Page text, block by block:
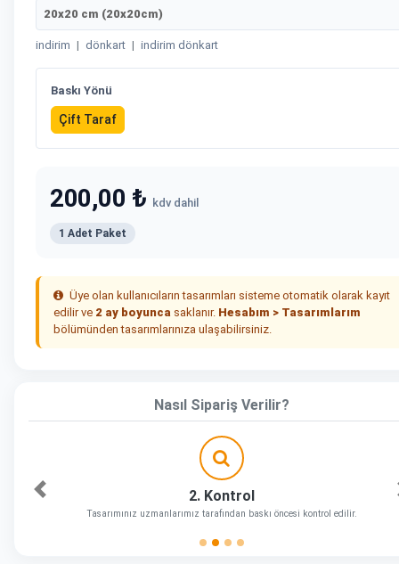
20x20 cm (20x20cm)
indirim | dönkart | indirim dönkart
Baskı Yönü
Çift Taraf
200,00 ₺ kdv dahil
1 Adet Paket
Üye olan kullanıcıların tasarımları sisteme otomatik olarak kayıt
edilir ve 2 ay boyunca saklanır. Hesabım > Tasarımlarım
bölümünden tasarımlarınıza ulaşabilirsiniz.
Nasıl Sipariş Verilir?
2. Kontrol
Tasarımınız uzmanlarımız tarafından baskı öncesi kontrol edilir.
Önceki